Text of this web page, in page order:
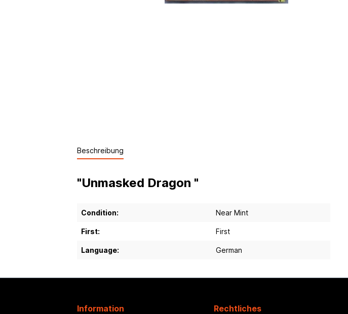
Beschreibung
"Unmasked Dragon "
Condition: Near Mint
First: First
Language: German
Information Rechtliches